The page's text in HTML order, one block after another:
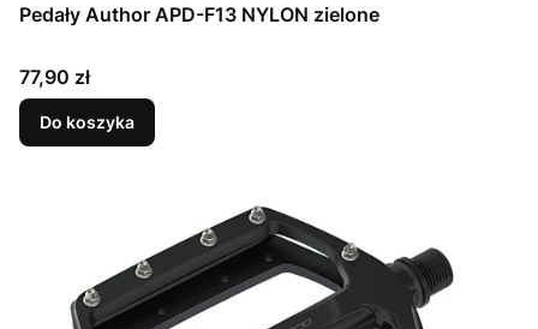
Pedały Author APD-F13 NYLON zielone
Cena
77,90 zł
Do koszyka